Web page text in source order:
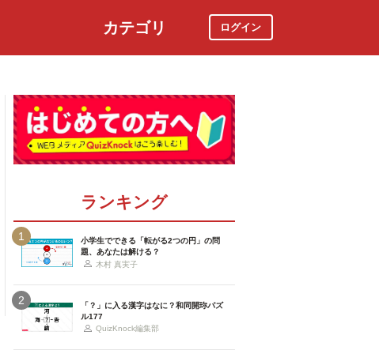
カテゴリ ログイン
ランキング
1
小学生でできる「転がる2つの円」の問
題、あなたは解ける？
木村 真実子
2
「？」に入る漢字はなに？和同開珎パズ
ル177
QuizKnock編集部